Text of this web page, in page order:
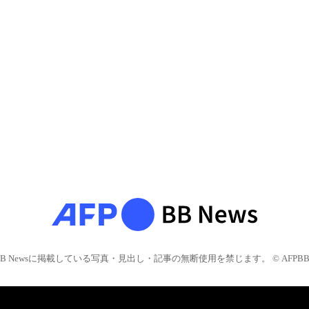
Newsに掲載している写真・見出し・記事の無断使用を禁じます。 © AFPBB